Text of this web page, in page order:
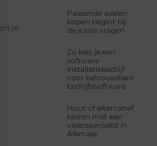
Passende wielen
kopen begint bij
de juiste vragen
Zo kies je een
software
installatiebedrijf
voor betrouwbare
bedrijfssoftware
Hout of alternatief
kiezen met een
vloerspecialist in
Alkmaar